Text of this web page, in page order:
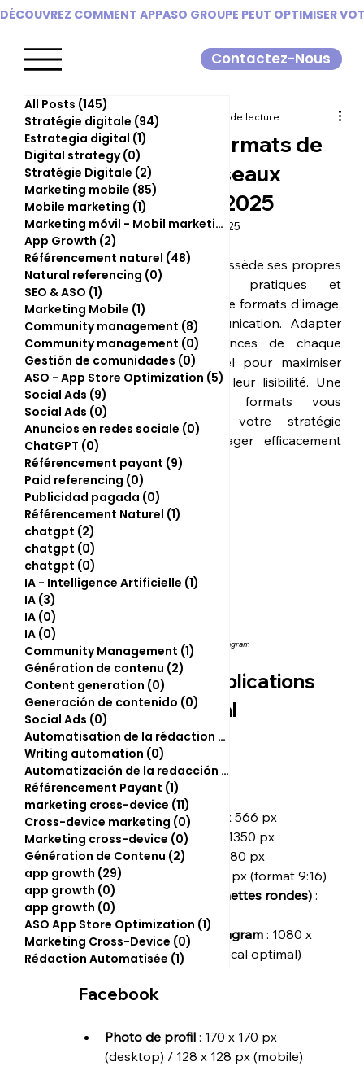
Contactez-Nous
DÉCOUVREZ COMMENT APPASO GROUPE PEUT OPTIMISER
Les différents formats de
posts sur les réseaux
sociaux - Guide 2025
sofia8717 25 avr. 2025 3 min de lecture
Dernière mise à jour :29 avr. 2025
Chaque réseau social possède ses propres
particularités, bonnes pratiques et
contraintes en matière de formats d'image,
de vidéo et de communication. Adapter
vos visuels aux exigences de chaque
plateforme est essentiel pour maximiser
leur impact et garantir leur lisibilité. Une
bonne maîtrise des formats vous
permettra d'optimiser votre stratégie
social media et d'engager efficacement
votre audience.
Application instagram
Formats des publications
par réseau social
Instagram
Images (Feed)
Paysage : 1080 x 566 px
Portrait : 1080 x 1350 px
Carré : 1080 x 1080 px
Stories
: 1080 x 1920 px (format 9:16)
Stories à la une (vignettes rondes) :
161 x 161 px
Reels et Vidéos Instagram : 1080 x
1920 px (format vertical optimal)
Facebook
Photo de profil : 170 x 170 px
(desktop) / 128 x 128 px (mobile)
All Posts (145)
Stratégie digitale (94)
Estrategia digital (1)
Digital strategy(0)
Stratégie Digitale (2)
Marketing mobile (85)
Mobile marketing (1)
Marketing móvil - Mobil marketing
(0)
App Growth (2)
Référencement naturel (48)
48 posts
Natural referencing (0)
SEO & ASO (1)
Marketing Mobile (1)
Community management (8)
8 posts
Community management (0)
0 post
Gestión de comunidades (0)
0 post
ASO - App Store Optimization (5)
5 posts
Social Ads (9)
Social Ads (0)
Anuncios en redes sociale (0)
ChatGPT (0)
Référencement payant (9)
Paid referencing (0)
Publicidad pagada (0)
Référencement Naturel (1)
chatgpt (2)
chatgpt (0)
chatgpt (0)
IA - Intelligence Artificielle (1)
IA (3)
IA (0)
IA (0)
Community Management (1)
1 post
Génération de contenu (2)
Content generation (0)
Generación de contenido (0)
0 post
Social Ads (0)
Automatisation de la rédaction (2)
Writing automation (0)
Automatización de la redacción (0)
Référencement Payant (1)
marketing cross-device (11)
Cross-device marketing (0)
0 post
Marketing cross-device (0)
Génération de Contenu (2)
2 posts
app growth (29)
app growth (0)
app growth (0)
ASO App Store Optimization (1)
Marketing Cross-Device (0)
0 post
Rédaction Automatisée (1)